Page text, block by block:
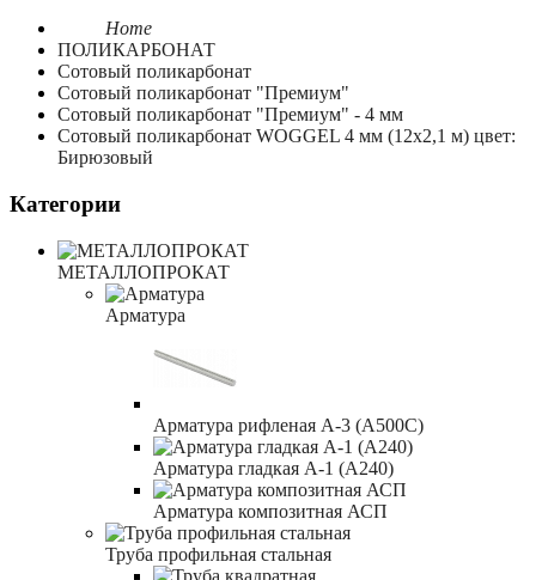
Home
ПОЛИКАРБОНАТ
Сотовый поликарбонат
Сотовый поликарбонат "Премиум"
Сотовый поликарбонат "Премиум" - 4 мм
Сотовый поликарбонат WOGGEL 4 мм (12x2,1 м) цвет:
Бирюзовый
Категории
МЕТАЛЛОПРОКАТ
Арматура
Арматура рифленая А-3 (А500С)
Арматура гладкая А-1 (А240)
Арматура композитная АСП
Труба профильная стальная